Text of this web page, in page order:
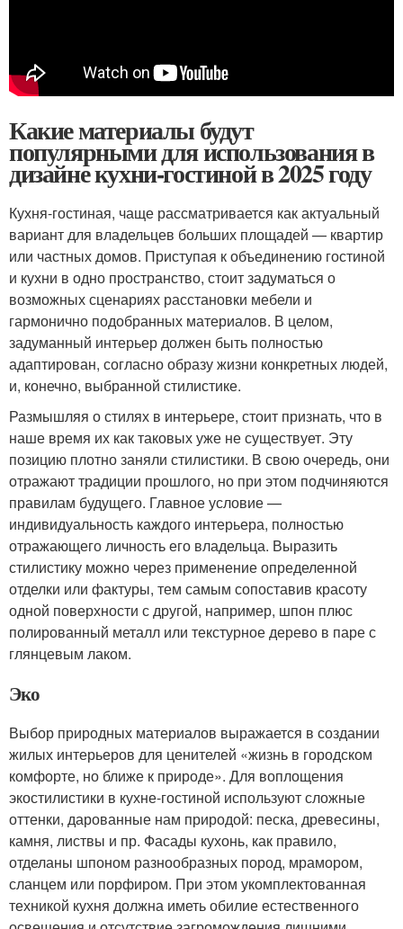
Какие материалы будут
популярными для использования в
дизайне кухни-гостиной в 2025 году
Кухня-гостиная, чаще рассматривается как актуальный
вариант для владельцев больших площадей — квартир
или частных домов. Приступая к объединению гостиной
и кухни в одно пространство, стоит задуматься о
возможных сценариях расстановки мебели и
гармонично подобранных материалов. В целом,
задуманный интерьер должен быть полностью
адаптирован, согласно образу жизни конкретных людей,
и, конечно, выбранной стилистике.
Размышляя о стилях в интерьере, стоит признать, что в
наше время их как таковых уже не существует. Эту
позицию плотно заняли стилистики. В свою очередь, они
отражают традиции прошлого, но при этом подчиняются
правилам будущего. Главное условие —
индивидуальность каждого интерьера, полностью
отражающего личность его владельца. Выразить
стилистику можно через применение определенной
отделки или фактуры, тем самым сопоставив красоту
одной поверхности с другой, например, шпон плюс
полированный металл или текстурное дерево в паре с
глянцевым лаком.
Эко
Выбор природных материалов выражается в создании
жилых интерьеров для ценителей «жизнь в городском
комфорте, но ближе к природе». Для воплощения
экостилистики в кухне-гостиной используют сложные
оттенки, дарованные нам природой: песка, древесины,
камня, листвы и пр. Фасады кухонь, как правило,
отделаны шпоном разнообразных пород, мрамором,
сланцем или порфиром. При этом укомплектованная
техникой кухня должна иметь обилие естественного